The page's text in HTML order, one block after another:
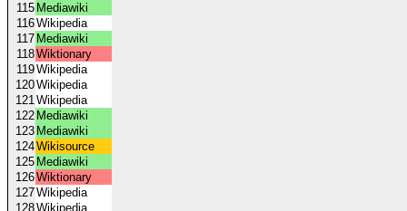
115 Mediawiki
116Wikipedia
117 Mediawiki
118Wiktionary
119Wikipedia
120Wikipedia
121Wikipedia
122 Mediawiki
123 Mediawiki
124Wikisource
125 Mediawiki
126Wiktionary
127Wikipedia
128Wikipedia